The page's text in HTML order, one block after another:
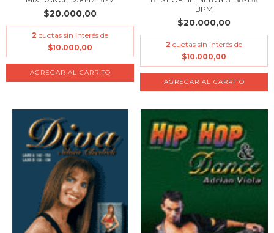
$20.000,00
2 cuotas sin interés de
$10.000,00
BPM
$20.000,00
2 cuotas sin interés de
$10.000,00